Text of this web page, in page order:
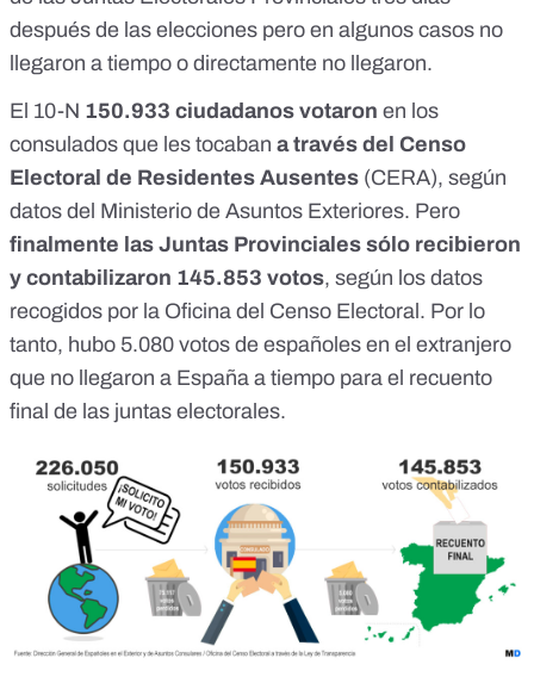
después de las elecciones pero en algunos casos no
llegaron a tiempo o directamente no llegaron.
El 10-N 150.933 ciudadanos votaron en los
consulados que les tocaban a través del Censo
Electoral de Residentes Ausentes (CERA), según
datos del Ministerio de Asuntos Exteriores. Pero
finalmente las Juntas Provinciales sólo recibieron
y contabilizaron 145.853 votos, según los datos
recogidos por la Oficina del Censo Electoral. Por lo
tanto, hubo 5.080 votos de españoles en el extranjero
que no llegaron a España a tiempo para el recuento
final de las juntas electorales.